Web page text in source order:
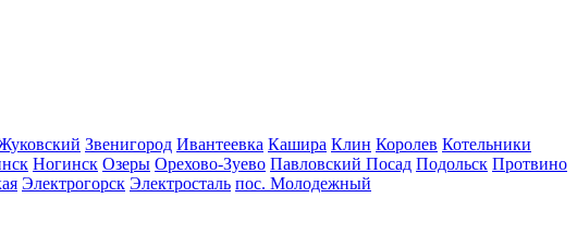
Звенигород Ивантеевка Кашира Клин Королев Котельники
Ногинск Озеры Орехово-Зуево Павловский Посад Подольск Протвино
Электрогорск Электросталь пос. Молодежный